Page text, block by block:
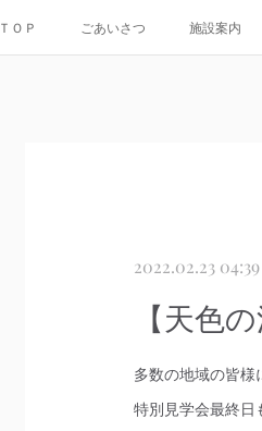
ＴＯＰ ごあいさつ 施設案内
2022.02.23 04:39
【天色
多数の地域の皆様
特別見学会最終日